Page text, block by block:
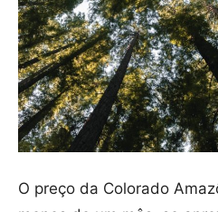
O preço da Colorado